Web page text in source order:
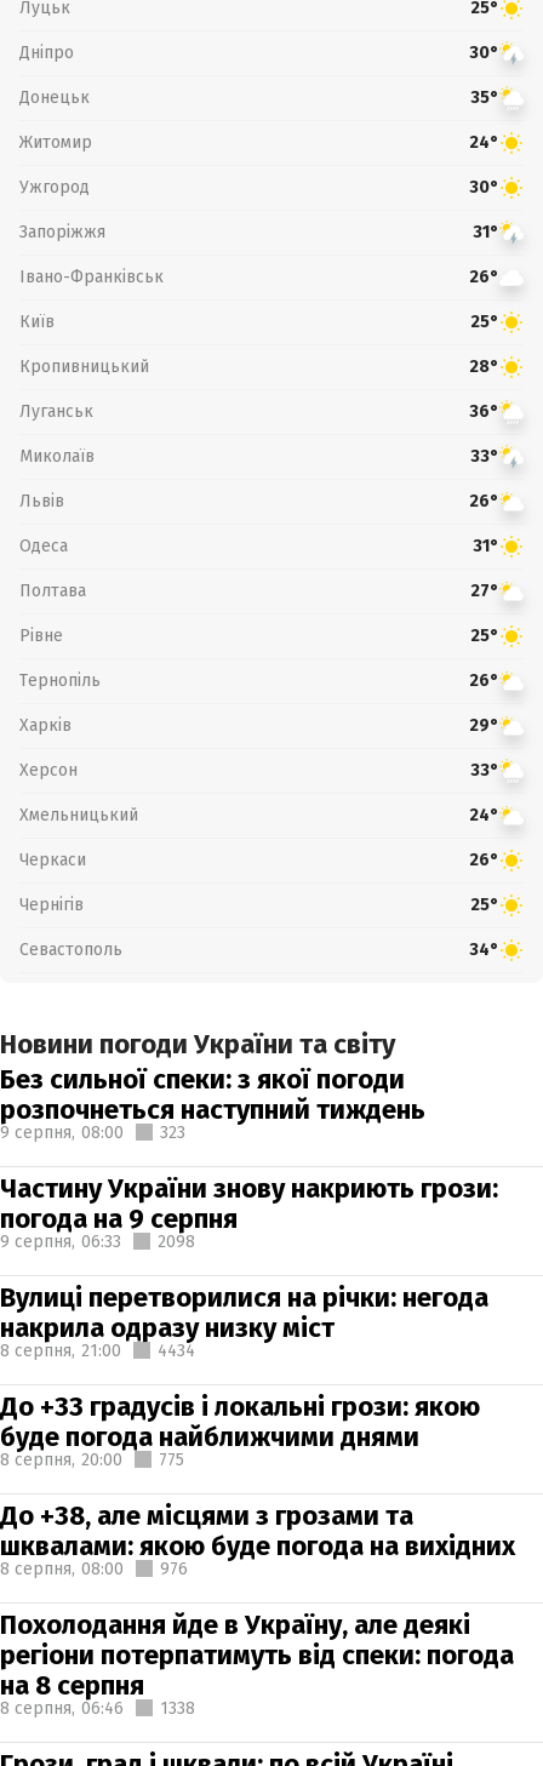
Луцьк 25°
Дніпро 30°
Донецьк 35°
Житомир 24°
Ужгород 30°
Запоріжжя 31°
Івано-Франківськ 26°
Київ 25°
Кропивницький 28°
Луганськ 36°
Миколаїв 33°
Львів 26°
Одеса 31°
Полтава 27°
Рівне 25°
Тернопіль 26°
Харків 29°
Херсон 33°
Хмельницький 24°
Черкаси 26°
Чернігів 25°
Севастополь 34°
Новини погоди України та світу
Без сильної спеки: з якої погоди
розпочнеться наступний тиждень
9 серпня, 08:00 323
Частину України знову накриють грози:
погода на 9 серпня
9 серпня, 06:33 2098
Вулиці перетворилися на річки: негода
накрила одразу низку міст
8 серпня, 21:00 4434
До +33 градусів і локальні грози: якою
буде погода найближчими днями
8 серпня, 20:00 775
До +38, але місцями з грозами та
шквалами: якою буде погода на вихідних
8 серпня, 08:00 976
Похолодання йде в Україну, але деякі
регіони потерпатимуть від спеки: погода
на 8 серпня
8 серпня, 06:46 1338